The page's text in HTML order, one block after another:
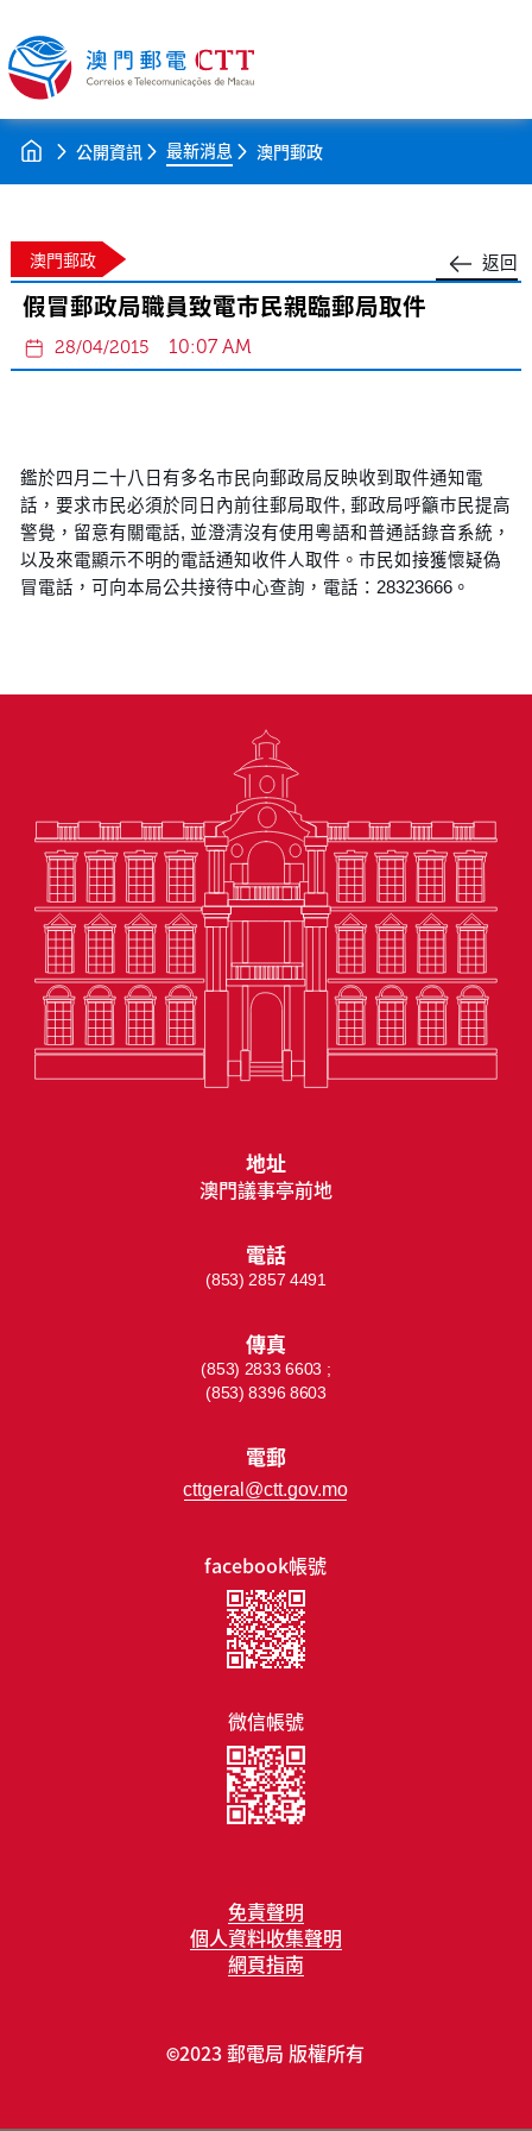
公開資訊 最新消息 澳門郵政
返回
澳門郵政
假冒郵政局職員致電巿民親臨郵局取件
28/04/2015 10:07 AM
鑑於四月二十八日有多名巿民向郵政局反映收到取件通知電
話，要求巿民必須於同日內前往郵局取件, 郵政局呼籲巿民提高
警覺，留意有關電話, 並澄清沒有使用粵語和普通話錄音系統，
以及來電顯示不明的電話通知收件人取件。巿民如接獲懷疑偽
冒電話，可向本局公共接待中心查詢，電話：28323666。
免責聲明
個人資料收集聲明
網頁指南
facebook帳號
微信帳號
地址
澳門議事亭前地
電話
(853) 2857 4491
傳真
(853) 2833 6603 ;
(853) 8396 8603
電郵
cttgeral@ctt.gov.mo
©2023 郵電局 版權所有